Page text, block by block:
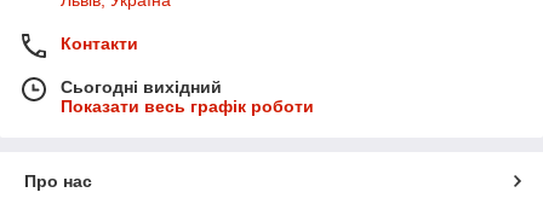
Контакти
Сьогодні вихідний
Показати весь графік роботи
Про нас